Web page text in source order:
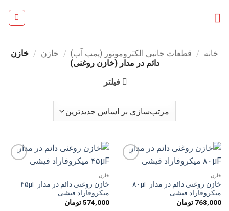
خانه / قطعات جانبی الکتروموتور (پمپ آب) / خازن / خازن
دائم در مدار (خازن روغنی)
فیلتر
علاقه
مندی
خازن
خازن روغنی دائم در مدار ۸۰µF
میکروفاراد فیشی
768,000 تومان
علاقه
مندی
خازن
خازن روغنی دائم در مدار ۴۵µF
میکروفاراد فیشی
574,000 تومان